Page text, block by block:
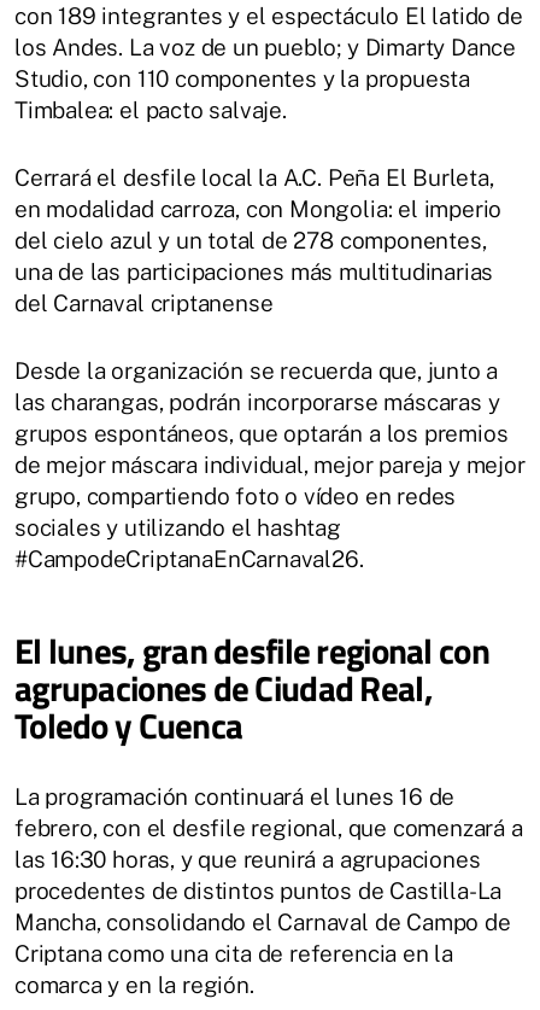
con 189 integrantes y el espectáculo El latido de
los Andes. La voz de un pueblo; y Dimarty Dance
Studio, con 110 componentes y la propuesta
Timbalea: el pacto salvaje.
Cerrará el desfile local la A.C. Peña El Burleta,
en modalidad carroza, con Mongolia: el imperio
del cielo azul y un total de 278 componentes,
una de las participaciones más multitudinarias
del Carnaval criptanense
Desde la organización se recuerda que, junto a
las charangas, podrán incorporarse máscaras y
grupos espontáneos, que optarán a los premios
de mejor máscara individual, mejor pareja y mejor
grupo, compartiendo foto o vídeo en redes
sociales y utilizando el hashtag
#CampodeCriptanaEnCarnaval26.
El lunes, gran desfile regional con
agrupaciones de Ciudad Real,
Toledo y Cuenca
La programación continuará el lunes 16 de
febrero, con el desfile regional, que comenzará a
las 16:30 horas, y que reunirá a agrupaciones
procedentes de distintos puntos de Castilla-La
Mancha, consolidando el Carnaval de Campo de
Criptana como una cita de referencia en la
comarca y en la región.